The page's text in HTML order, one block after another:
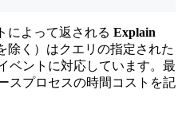
によって返される Explain
除く）はクエリの指定された
ベントに対応しています。最
スプロセスの時間コストを記